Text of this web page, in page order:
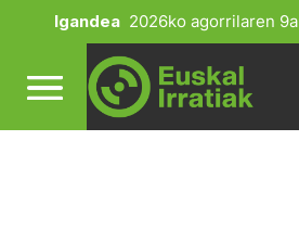
Igandea 2026ko agorrilaren 9a